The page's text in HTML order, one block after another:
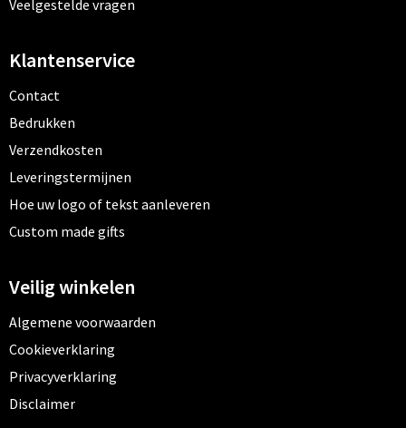
Veelgestelde vragen
Klantenservice
Contact
Bedrukken
Verzendkosten
Leveringstermijnen
Hoe uw logo of tekst aanleveren
Custom made gifts
Veilig winkelen
Algemene voorwaarden
Cookieverklaring
Privacyverklaring
Disclaimer